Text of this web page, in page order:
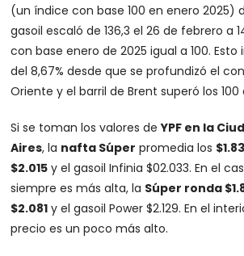
(un índice con base 100 en enero 2025)
gasoil escaló de 136,3 el 26 de febrero a
con base enero de 2025 igual a 100.
del 8,67% desde que se profundizó el
Oriente y el barril de Brent superó los 100
Si se toman los valores deYPF en la
Aires, la nafta Súper promedia los
$2.015 y el gasoil Infinia $02.033. En el
siempre es más alta, la Súper ronda
$2.081 y el gasoil Power $2.129. En el
precio es un poco más alto.